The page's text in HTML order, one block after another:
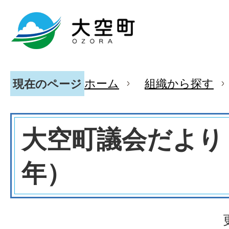
現在のページ ホーム 組織から探す
大空町議会だよ
年）